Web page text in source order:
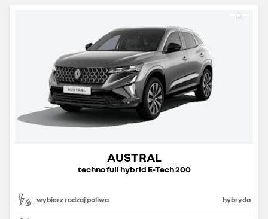
AUSTRAL
techno full hybrid E-Tech 200
wybierz rodzaj paliwa hybryda